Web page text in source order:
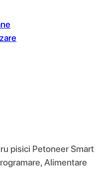
pisici Petoneer Smart
Alimentare